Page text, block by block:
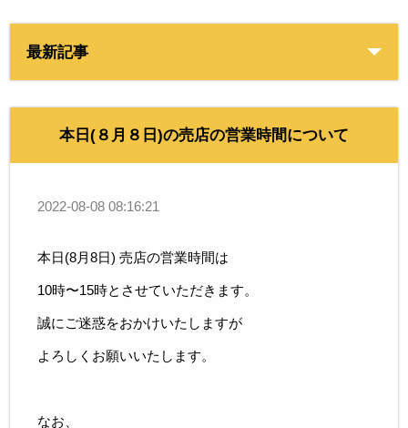
最新記事
本日(８月８日)の売店の営業時間について
2022-08-08 08:16:21
本日(8月8日) 売店の営業時間は
10時〜15時とさせていただきます。
誠にご迷惑をおかけいたしますが
よろしくお願いいたします。
なお、